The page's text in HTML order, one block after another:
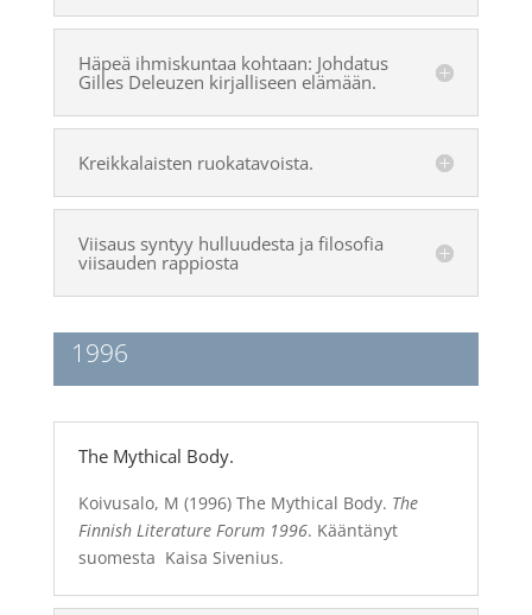
Häpeä ihmiskuntaa kohtaan: Johdatus
Gilles Deleuzen kirjalliseen elämään.
Kreikkalaisten ruokatavoista.
Viisaus syntyy hulluudesta ja filosofia
viisauden rappiosta
1996
The Mythical Body.
Koivusalo, M (1996) The Mythical Body. The
Finnish Literature Forum 1996. Kääntänyt
suomesta Kaisa Sivenius.